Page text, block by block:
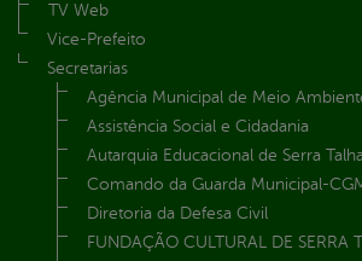
TV Web
Vice-Prefeito
Secretarias
Agência Municipal de Meio
Assistência Social e Cidadania
Autarquia Educacional de Serra
Comando da Guarda Municipal-
Diretoria da Defesa Civil
FUNDAÇÃO CULTURAL DE SERRA